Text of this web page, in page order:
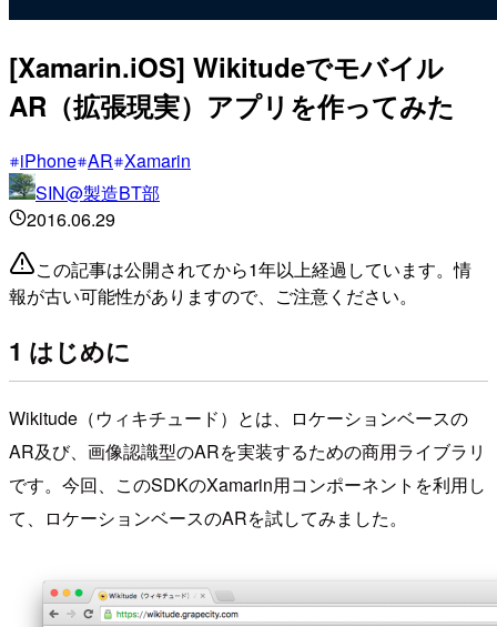
[Xamarin.iOS] Wikitudeでモバイル
AR（拡張現実）アプリを作ってみた
iPhone AR Xamarin
SIN@製造BT部
2016.06.29
この記事は公開されてから1年以上経過しています。情
報が古い可能性がありますので、ご注意ください。
1 はじめに
Wikitude（ウィキチュード）とは、ロケーションベースの
AR及び、画像認識型のARを実装するための商用ライブラリ
です。今回、このSDKのXamarin用コンポーネントを利用し
て、ロケーションベースのARを試してみました。